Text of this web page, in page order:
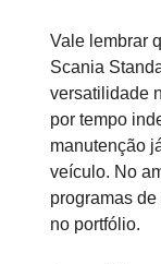
Vale lembrar
Scania
versatilidade
por tempo
manutenção
veículo. No
programas
no portfólio.